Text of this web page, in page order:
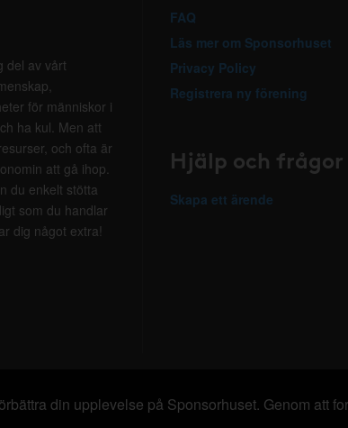
del av vårt
för människor i
ha kul. Men att
och ofta är
att gå ihop.
du enkelt stötta
som du handlar
dig något extra!
FAQ
Läs mer om Sponsorhuset
Privacy Policy
Registrera ny förening
Hjälp och frågor
Skapa ett ärende
din upplevelse på Sponsorhuset. Genom att